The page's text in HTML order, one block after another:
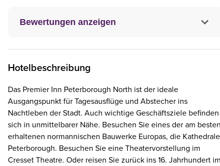
Bewertungen anzeigen
Hotelbeschreibung
Das Premier Inn Peterborough North ist der ideale
Ausgangspunkt für Tagesausflüge und Abstecher ins
Nachtleben der Stadt. Auch wichtige Geschäftsziele befinden
sich in unmittelbarer Nähe. Besuchen Sie eines der am
erhaltenen normannischen Bauwerke Europas, die Kathedrale
Peterborough. Besuchen Sie eine Theatervorstellung im
Cresset Theatre. Oder reisen Sie zurück ins 16. Jahrhundert